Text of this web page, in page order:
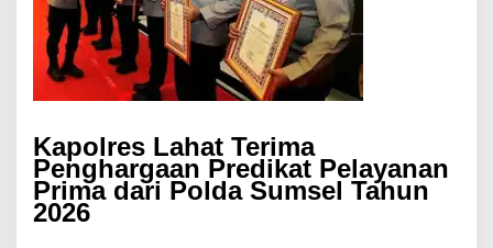
Kapolres Lahat Terima
Penghargaan Predikat Pelayanan
Prima dari Polda Sumsel Tahun
2026